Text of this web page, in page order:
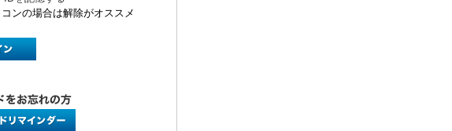
ンの場合は解除がオススメ